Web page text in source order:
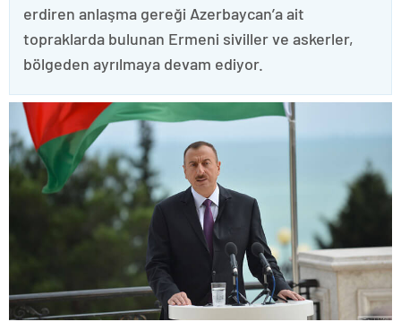
erdiren anlaşma gereği Azerbaycan’a ait
topraklarda bulunan Ermeni siviller ve askerler,
bölgeden ayrılmaya devam ediyor.